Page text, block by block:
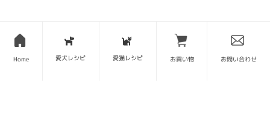
Home 愛犬レシピ 愛猫レシピ お買い物 お問い合わせ
SITE MAP